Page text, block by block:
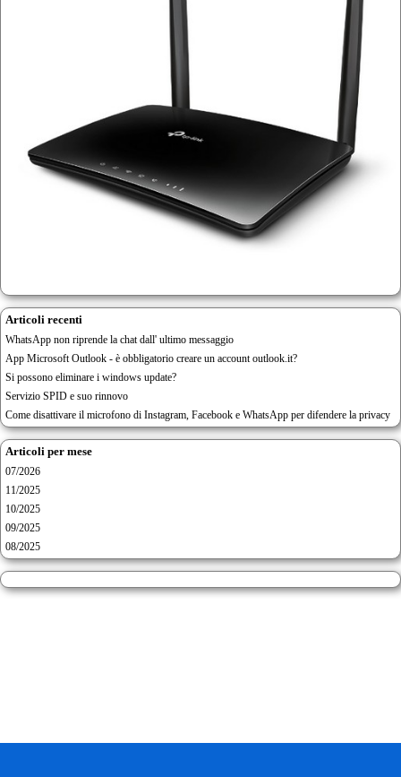
Articoli recenti
WhatsApp non riprende la chat dall' ultimo messaggio
App Microsoft Outlook - è obbligatorio creare un account outlook.it?
Si possono eliminare i windows update?
Servizio SPID e suo rinnovo
Come disattivare il microfono di Instagram, Facebook e WhatsApp per difendere la privacy
Articoli per mese
07/2026
11/2025
10/2025
09/2025
08/2025